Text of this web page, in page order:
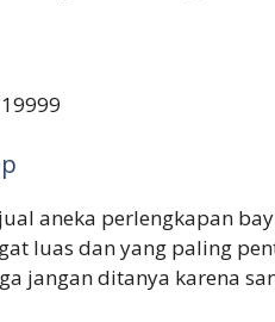
aneka perlengkapan
luas dan yang paling
jangan ditanya karena